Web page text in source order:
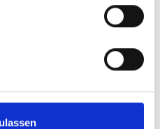
in unserem Sortiment
der URL vielleicht